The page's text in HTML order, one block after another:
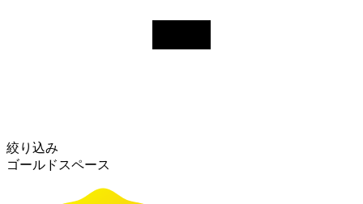
絞り込み
ゴールドスペース